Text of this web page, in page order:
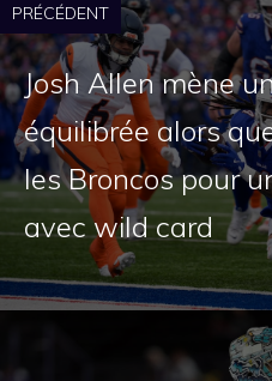
PRÉCÉDENT
Josh Allen mène
équilibrée alors
les Broncos pour
avec wild card